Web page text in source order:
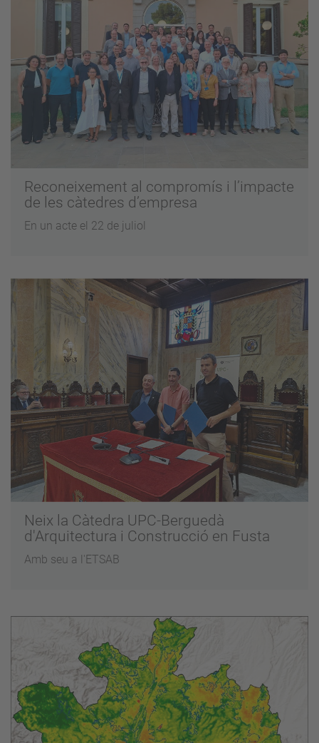
Reconeixement al compromís i l’impacte
de les càtedres d’empresa
En un acte el 22 de juliol
Neix la Càtedra UPC-Berguedà
d'Arquitectura i Construcció en Fusta
Amb seu a l'ETSAB